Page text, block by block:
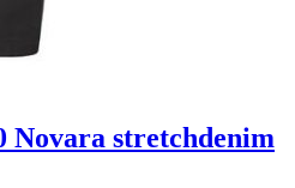
Novara stretchdenim